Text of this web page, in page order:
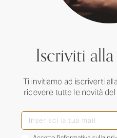
Iscriviti alla
Ti invitiamo ad iscriverti
ricevere tutte le novità